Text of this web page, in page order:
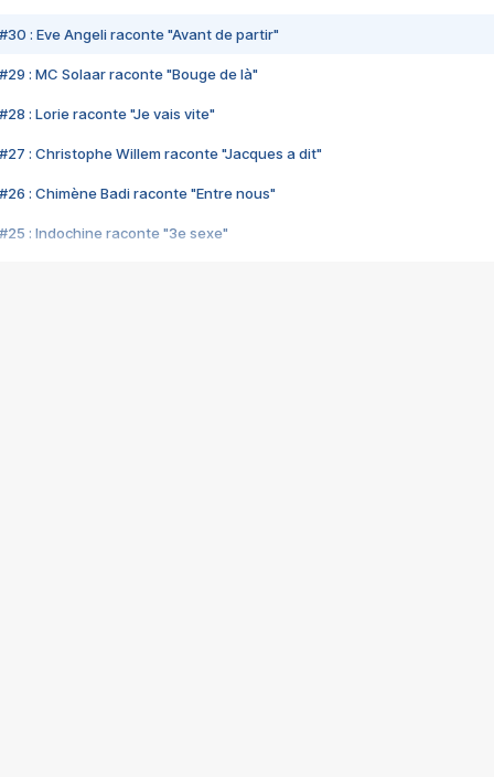
#30 : Eve Angeli raconte "Avant de partir"
#29 : MC Solaar raconte "Bouge de là"
#28 : Lorie raconte "Je vais vite"
#27 : Christophe Willem raconte "Jacques a dit"
#26 : Chimène Badi raconte "Entre nous"
#25 : Indochine raconte "3e sexe"